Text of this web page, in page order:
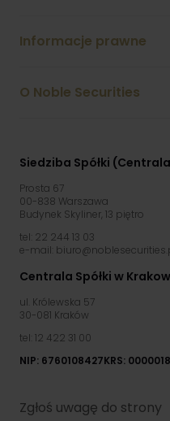
Siedziba Spółki
Prosta 67
00-838 Warszawa
Budynek Skyliner, 13 piętro
tel: 22 244 13 03
e-mail:
Centrala Spółki w
ul. Królewska 57
30-081 Kraków
tel: 12 422 31 00
NIP: 6760108427KRS:
Zgłoś uwagę do strony
Informacje prawne
O Noble Securities